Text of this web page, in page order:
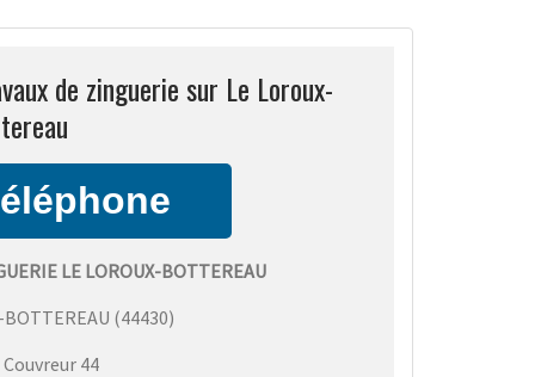
de zinguerie sur Le Loroux-
LE LOROUX-BOTTEREAU
(44430)
Couvreur 44